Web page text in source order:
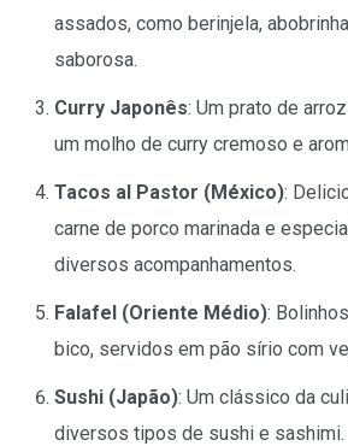
assados, como berinjela,
saborosa.
Curry Japonês: Um prato de
um molho de curry cremoso e
Tacos al Pastor (México):
carne de porco marinada e
diversos acompanhamentos.
Falafel (Oriente Médio):
bico, servidos em pão sírio com
Sushi (Japão): Um clássico da
diversos tipos de sushi e sashimi.